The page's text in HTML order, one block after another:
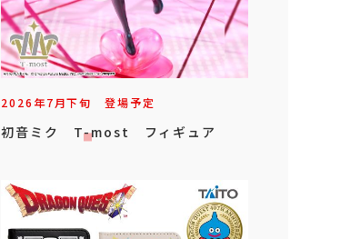
2026年7月下旬 登場予定
初音ミク T-most フィギュア